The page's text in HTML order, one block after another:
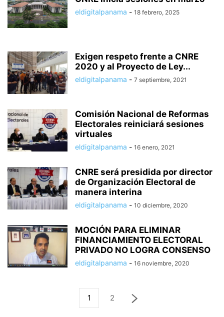
eldigitalpanama - 18 febrero, 2025
Exigen respeto frente a CNRE
2020 y al Proyecto de Ley...
eldigitalpanama - 7 septiembre, 2021
Comisión Nacional de Reformas
Electorales reiniciará sesiones
virtuales
eldigitalpanama - 16 enero, 2021
CNRE será presidida por director
de Organización Electoral de
manera interina
eldigitalpanama - 10 diciembre, 2020
MOCIÓN PARA ELIMINAR
FINANCIAMIENTO ELECTORAL
PRIVADO NO LOGRA CONSENSO
eldigitalpanama - 16 noviembre, 2020
1 2